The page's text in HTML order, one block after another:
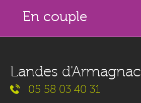
En couple
Landes d'Armagnac
05 58 03 40 31